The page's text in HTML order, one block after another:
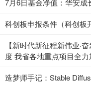
科创板申报条件（科创板
【新时代新征程新伟业·
度 我省各地重点项目全
造梦师手记：Stable